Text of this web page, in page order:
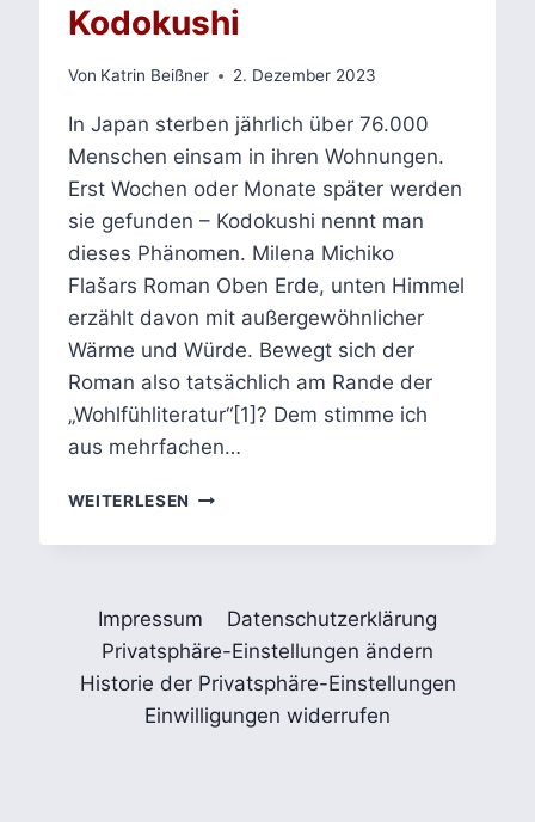
Kodokushi
Von Katrin Beißner 2. Dezember 2023
In Japan sterben jährlich über 76.000
Menschen einsam in ihren Wohnungen.
Erst Wochen oder Monate später werden
sie gefunden – Kodokushi nennt man
dieses Phänomen. Milena Michiko
Flašars Roman Oben Erde, unten Himmel
erzählt davon mit außergewöhnlicher
Wärme und Würde. Bewegt sich der
Roman also tatsächlich am Rande der
„Wohlfühliteratur“[1]? Dem stimme ich
aus mehrfachen…
WEITERLESEN OBEN
UNTEN
MILENA
MICHIKO
ROMAN
ÜBER
Impressum
Datenschutzerklärung
Privatsphäre-Einstellungen ändern
Historie der Privatsphäre-Einstellungen
Einwilligungen widerrufen